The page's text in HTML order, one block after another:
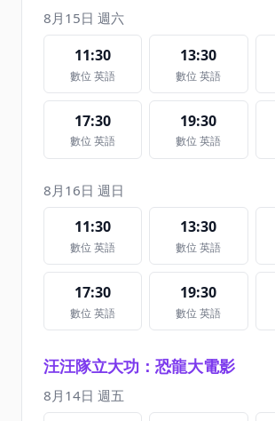
8月15日 週六
11:30
數位 英語
13:30
數位 英語
17:30
數位 英語
19:30
數位 英語
8月16日 週日
11:30
數位 英語
13:30
數位 英語
17:30
數位 英語
19:30
數位 英語
汪汪隊立大功：恐龍大電影
8月14日 週五